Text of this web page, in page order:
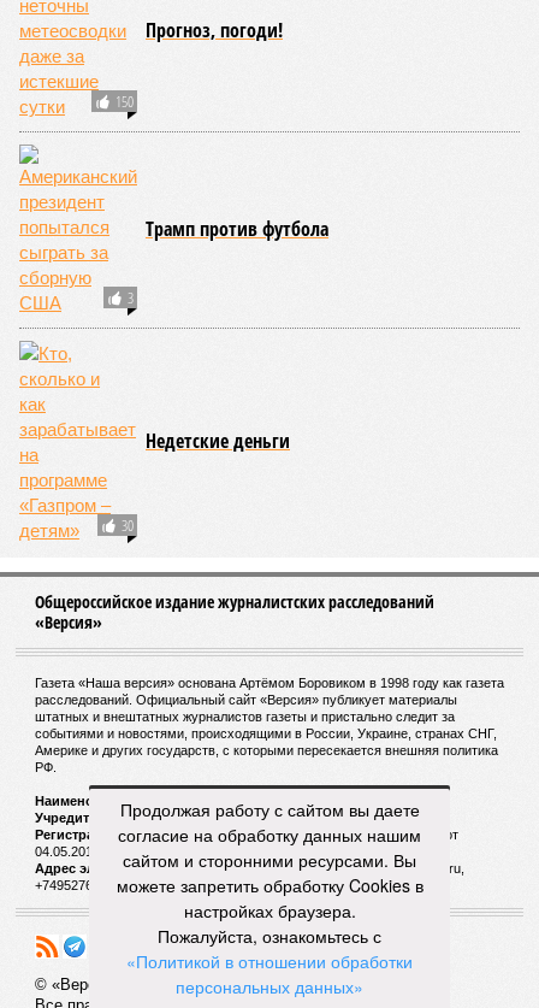
150
Прогноз, погоди!
3
Трамп против футбола
30
Недетские деньги
Общероссийское издание журналистских расследований
«Версия»
Газета «Наша версия» основана Артёмом Боровиком в 1998 году как газета
расследований. Официальный сайт «Версия» публикует материалы
штатных и внештатных журналистов газеты и пристально следит за
событиями и новостями, происходящими в России, Украине, странах СНГ,
Америке и других государств, с которыми пересекается внешняя политика
РФ.
Наименование:
Учредитель:
ООО «Версия»,Главный редактор:Горевой Р. Г.
Регистрационный номер Роскомнадзора:ЭЛ № ФС 77 - 72681 от
04.05.2018 г.
Адрес электронной почты и телефон редакции:versia@versia.ru,
+74952760348
© «Версия»
Продолжая работу с сайтом вы даете
согласие на обработку данных нашим
сайтом и сторонними ресурсами. Вы
можете запретить обработку Cookies в
настройках браузера.
Пожалуйста, ознакомьтесь с
«Политикой в отношении обработки
персональных данных»